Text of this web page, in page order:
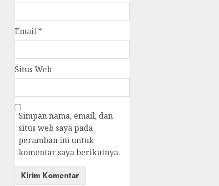
Email *
Situs Web
Simpan nama, email, dan
situs web saya pada
peramban ini untuk
komentar saya berikutnya.